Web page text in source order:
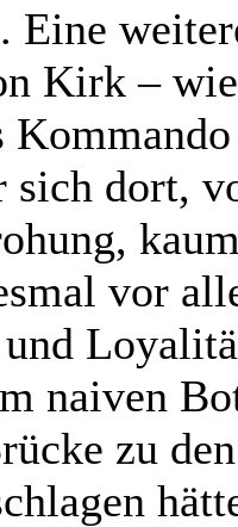
Eine
Kirk –
sich dort,
vor
naiven
zu